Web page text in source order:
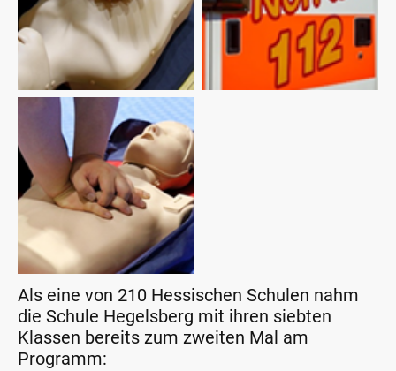
Als eine von 210 Hessischen Schulen nahm
die Schule Hegelsberg mit ihren siebten
Klassen bereits zum zweiten Mal am
Programm: